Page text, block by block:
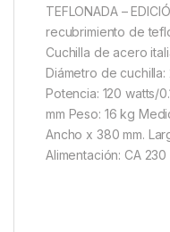
TEFLONADA –
recubrimiento de
Cuchilla de acero
Diámetro de
Potencia: 120 watts/
mm Peso: 16 kg
Ancho x 380 mm.
Alimentación: CA 230